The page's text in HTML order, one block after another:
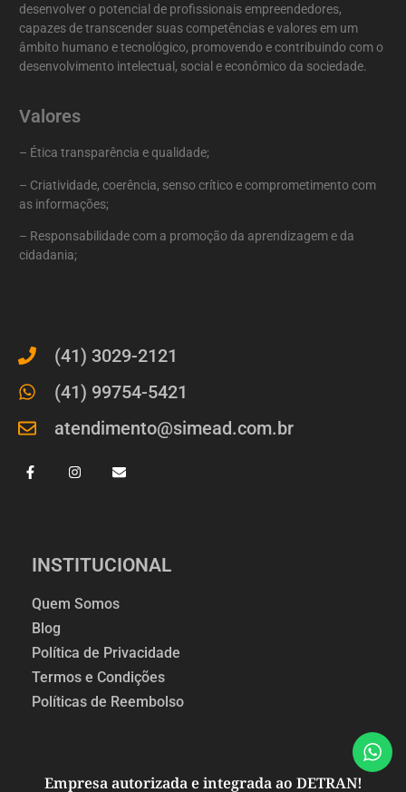
INSTITUCIONAL
Quem Somos
Blog
Política de Privacidade
Termos e Condições
Políticas de Reembolso
(41) 3029-2121
(41) 99754-5421
atendimento@simead.com.br
desenvolver o potencial de profissionais empreendedores,
capazes de transcender suas competências e valores em um
âmbito humano e tecnológico, promovendo e contribuindo com o
desenvolvimento intelectual, social e econômico da sociedade.
Valores
– Ética transparência e qualidade;
– Criatividade, coerência, senso crítico e comprometimento com
as informações;
– Responsabilidade com a promoção da aprendizagem e da
cidadania;
Empresa autorizada e integrada ao DETRAN!